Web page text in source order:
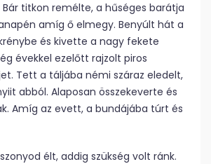
titkon remélte, a hűséges barátja
amíg ő elmegy. Benyúlt hát a
és kivette a nagy fekete
évekkel ezelőtt rajzolt piros
Tett a táljába némi száraz eledelt,
abból. Alaposan összekeverte és
Amíg az evett, a bundájába túrt és
élt, addig szükség volt ránk.